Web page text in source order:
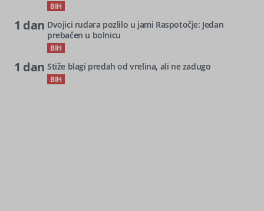
BIH
1 dan Dvojici rudara pozlilo u jami Raspotočje: Jedan
prebačen u bolnicu
BIH
1 dan Stiže blagi predah od vrelina, ali ne zadugo
BIH